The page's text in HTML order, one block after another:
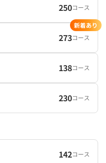
250コース
273コース
新着あり
138コース
230コース
142コース